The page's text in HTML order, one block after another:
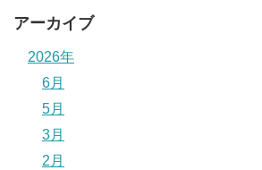
アーカイブ
2026年
6月
5月
3月
2月